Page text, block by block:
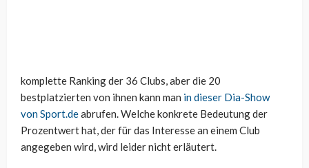
komplette Ranking der 36 Clubs, aber die 20
bestplatzierten von ihnen kann man in dieser Dia-Show
von Sport.deabrufen. Welche konkrete Bedeutung der
Prozentwert hat, der für das Interesse an einem Club
angegeben wird, wird leider nicht erläutert.